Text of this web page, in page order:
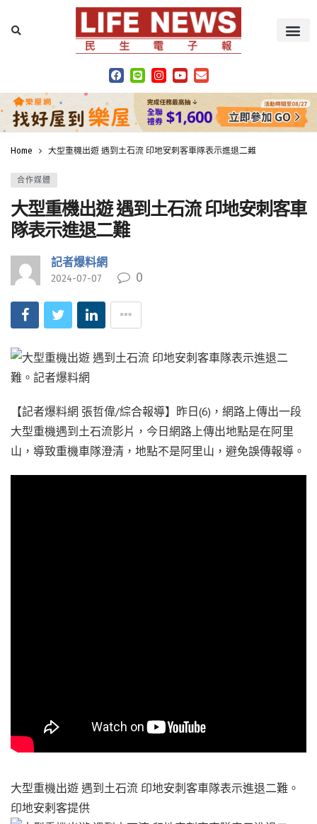
Home 大型重機出遊 遇到土石流 印地安刺客車隊表示進退二難
合作媒體
大型重機出遊 遇到土石流 印地安刺客車
隊表示進退二難
記者爆料網
2024-07-07 0
【記者爆料網 張哲偉/綜合報導】昨日(6)，網路上傳出一段
大型重機遇到土石流影片，今日網路上傳出地點是在阿里
山，導致重機車隊澄清，地點不是阿里山，避免誤傳報導。
大型重機出遊 遇到土石流 印地安刺客車隊表示進退二難。
印地安剌客提供